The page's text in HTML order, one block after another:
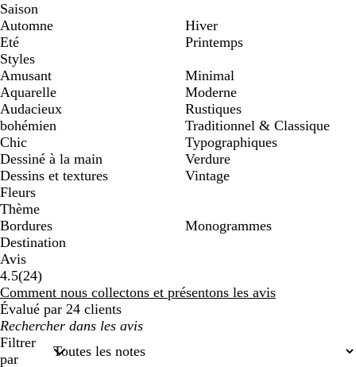
Saison
Automne
Eté
Hiver
Printemps
Styles
Amusant
Aquarelle
Audacieux
bohémien
Chic
Dessiné à la main
Dessins et textures
Fleurs
Minimal
Moderne
Rustiques
Traditionnel & Classique
Typographiques
Verdure
Vintage
Thème
Bordures
Destination
Monogrammes
Avis
4.5(2424
avis
)
Comment nous collectons et présentons les avis
Évalué par 24 clients
Mes
recherches
saisies
Filtrer
par